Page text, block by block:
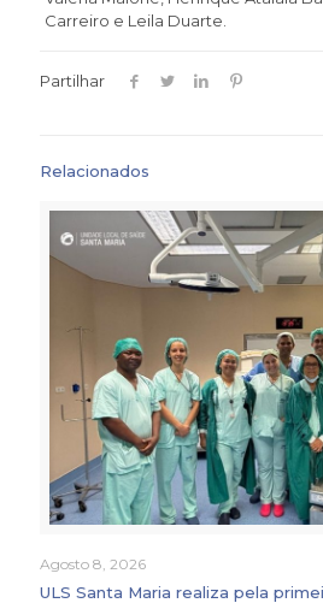
Carreiro e Leila Duarte.
Partilhar
Relacionados
Agosto 8, 2026
ULS Santa Maria realiza pela